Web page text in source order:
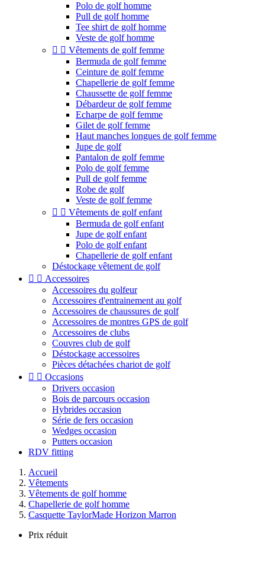
Polo de golf homme
Pull de golf homme
Tee shirt de golf homme
Veste de golf homme
  Vêtements de golf femme
Bermuda de golf femme
Ceinture de golf femme
Chapellerie de golf femme
Chaussette de golf femme
Débardeur de golf femme
Echarpe de golf femme
Gilet de golf femme
Haut manches longues de golf femme
Jupe de golf
Pantalon de golf femme
Polo de golf femme
Pull de golf femme
Robe de golf
Veste de golf femme
  Vêtements de golf enfant
Bermuda de golf enfant
Jupe de golf enfant
Polo de golf enfant
Chapellerie de golf enfant
Déstockage vêtement de golf
  Accessoires
Accessoires du golfeur
Accessoires d'entrainement au golf
Accessoires de chaussures de golf
Accessoires de montres GPS de golf
Accessoires de clubs
Couvres club de golf
Déstockage accessoires
Pièces détachées chariot de golf
  Occasions
Drivers occasion
Bois de parcours occasion
Hybrides occasion
Série de fers occasion
Wedges occasion
Putters occasion
RDV fitting
Accueil
Vêtements
Vêtements de golf homme
Chapellerie de golf homme
Casquette TaylorMade Horizon Marron
Prix réduit